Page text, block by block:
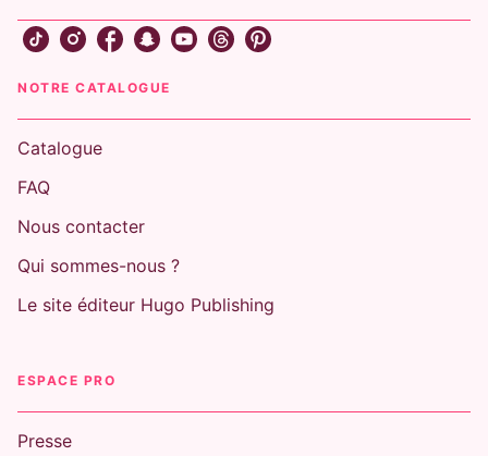
NOTRE CATALOGUE
Catalogue
FAQ
Nous contacter
Qui sommes-nous ?
Le site éditeur Hugo Publishing
ESPACE PRO
Presse